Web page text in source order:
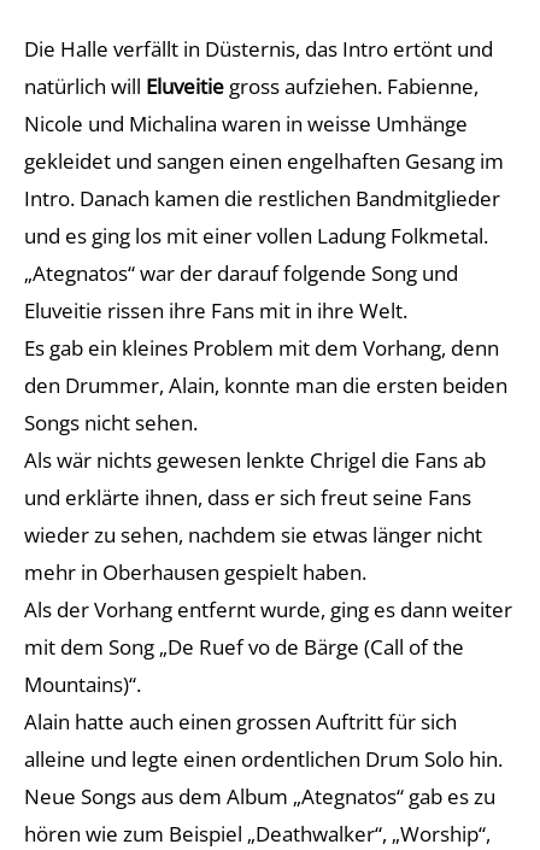
Die Halle verfällt in Düsternis, das Intro ertönt und
natürlich will Eluveitie gross aufziehen. Fabienne,
Nicole und Michalina waren in weisse Umhänge
gekleidet und sangen einen engelhaften Gesang im
Intro. Danach kamen die restlichen Bandmitglieder
und es ging los mit einer vollen Ladung Folkmetal.
„Ategnatos“ war der darauf folgende Song und
Eluveitie rissen ihre Fans mit in ihre Welt.
Es gab ein kleines Problem mit dem Vorhang, denn
den Drummer, Alain, konnte man die ersten beiden
Songs nicht sehen.
Als wär nichts gewesen lenkte Chrigel die Fans ab
und erklärte ihnen, dass er sich freut seine Fans
wieder zu sehen, nachdem sie etwas länger nicht
mehr in Oberhausen gespielt haben.
Als der Vorhang entfernt wurde, ging es dann weiter
mit dem Song „De Ruef vo de Bärge (Call of the
Mountains)“.
Alain hatte auch einen grossen Auftritt für sich
alleine und legte einen ordentlichen Drum Solo hin.
Neue Songs aus dem Album „Ategnatos“ gab es zu
hören wie zum Beispiel „Deathwalker“, „Worship“,